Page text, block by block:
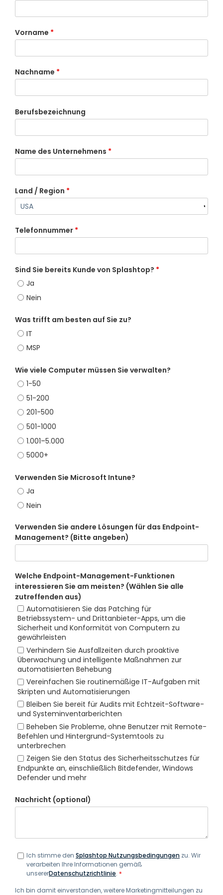
Vorname *
Nachname *
Berufsbezeichnung
Name des Unternehmens *
Land / Region *
Telefonnummer *
Sind Sie bereits Kunde von Splashtop? *
Ja
Nein
Was trifft am besten auf Sie zu?
IT
MSP
Wie viele Computer müssen Sie verwalten?
1-50
51-200
201-500
501-1000
1.001–5.000
5000+
Verwenden Sie Microsoft Intune?
Ja
Nein
Verwenden Sie andere Lösungen für das Endpoint-
Management? (Bitte angeben)
Welche Endpoint-Management-Funktionen
interessieren Sie am meisten? (Wählen Sie alle
zutreffenden aus)
Automatisieren Sie das Patching für
Betriebssystem- und Drittanbieter-Apps, um die
Sicherheit und Konformität von Computern zu
gewährleisten
Verhindern Sie Ausfallzeiten durch proaktive
Überwachung und intelligente Maßnahmen zur
automatisierten Behebung
Vereinfachen Sie routinemäßige IT-Aufgaben mit
Skripten und Automatisierungen
Bleiben Sie bereit für Audits mit Echtzeit-Software-
und Systeminventarberichten
Beheben Sie Probleme, ohne Benutzer mit Remote-
Befehlen und Hintergrund-Systemtools zu
unterbrechen
Zeigen Sie den Status des Sicherheitsschutzes für
Endpunkte an, einschließlich Bitdefender, Windows
Defender und mehr
Nachricht (optional)
Ich stimme den Splashtop Nutzungsbedingungen zu. Wir
verarbeiten Ihre Informationen gemäß
unsererDatenschutzrichtlinie. *
Ich bin damit einverstanden, weitere Marketingmitteilungen zu